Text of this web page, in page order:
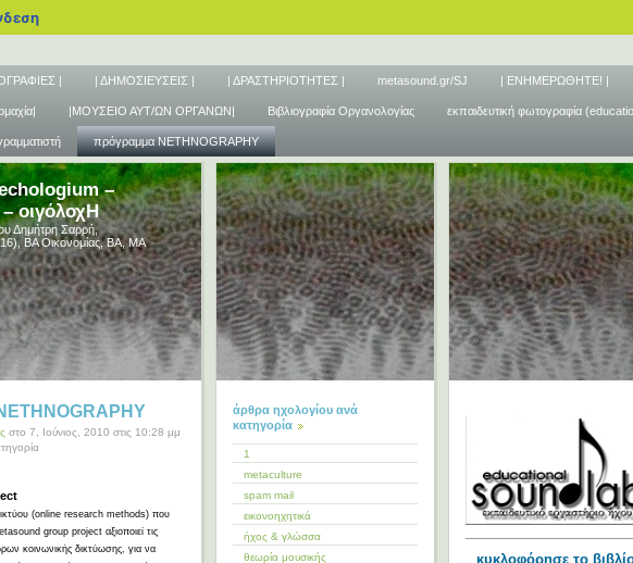
blogs.sch.gr
| | ΔΗΜΟΣΙΕΥΣΕΙΣ | | ΔΡΑΣΤΗΡΙΟΤΗΤΕΣ | metasound.gr/SJ | ΕΝΗΜΕΡΩΘΗΤΕ! |
|ΜΟΥΣΕΙΟ ΑΥΤ/ΩΝ ΟΡΓΑΝΩΝ| Βιβλιογραφία Οργανολογίας εκπαιδευτική φωτογραφία
πρόγραμμα ΝΕΤHNOGRAPHY
–
οιγόλοχΗ
Δημήτρη Σαρρή,
ΒΑ Οικονομίας, ΒΑ, ΜΑ
στο 7, Ιούνιος, 2010 στις 10:28 μμ
(online research methods) που
group project αξιοποιεί τις
κοινωνικής δικτύωσης, για να
άρθρα ηχολογίου ανά
κατηγορία
1
metaculture
spam mail
εικονοηχητικά
ήχος & γλώσσα
θεωρία μουσικής
κυκλοφόρησε το